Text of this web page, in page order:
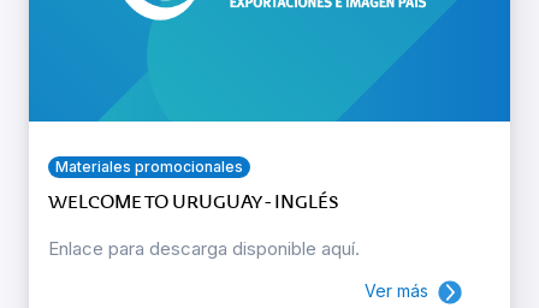
Materiales promocionales
WELCOME TO URUGUAY - INGLÉS
Enlace para descarga disponible aquí.
Ver más